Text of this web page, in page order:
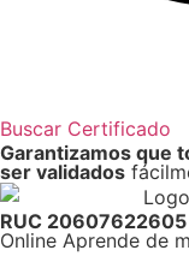
Buscar Certificado
Garantizamos que
ser validados
RUC 20607622605
Online Aprende de